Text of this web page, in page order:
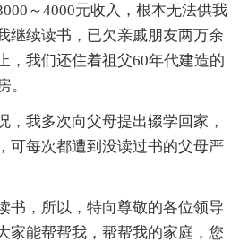
～4000元收入，根本无法供我
继续读书，已欠亲戚朋友两万余
，我们还住着祖父60年代建造的
。
，我多次向父母提出辍学回家，
可每次都遭到没读过书的父母严
书，所以，特向尊敬的各位领导
家能帮帮我，帮帮我的家庭，您